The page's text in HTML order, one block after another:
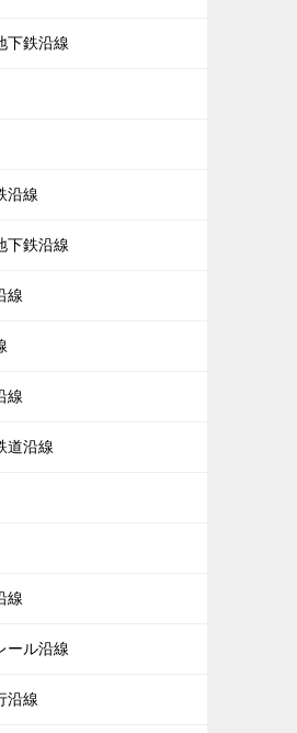
下鉄沿線
沿線
下鉄沿線
線
線
道沿線
線
ール沿線
沿線